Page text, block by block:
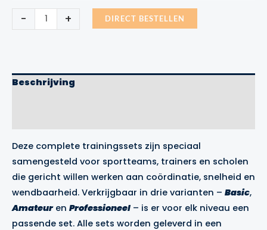
-
Trainingsset
compleet
aantal
+ DIRECT BESTELLEN
Beschrijving
Deze complete trainingssets zijn speciaal
samengesteld voor sportteams, trainers en scholen
die gericht willen werken aan coördinatie, snelheid en
wendbaarheid. Verkrijgbaar in drie varianten – Basic,
Amateuren Professioneel – is er voor elk niveau een
passende set. Alle sets worden geleverd in een